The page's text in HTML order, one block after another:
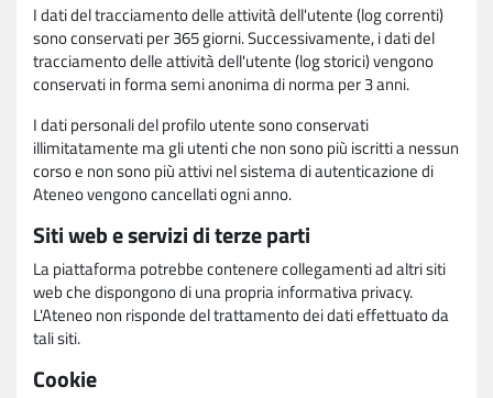
I dati del tracciamento delle attività dell'utente (log correnti)
sono conservati per 365 giorni. Successivamente, i dati del
tracciamento delle attività dell'utente (log storici) vengono
conservati in forma semi anonima di norma per 3 anni.
I dati personali del profilo utente sono conservati
illimitatamente ma gli utenti che non sono più iscritti a nessun
corso e non sono più attivi nel sistema di autenticazione di
Ateneo vengono cancellati ogni anno.
Siti web e servizi di terze parti
La piattaforma potrebbe contenere collegamenti ad altri siti
web che dispongono di una propria informativa privacy.
L'Ateneo non risponde del trattamento dei dati effettuato da
tali siti.
Cookie